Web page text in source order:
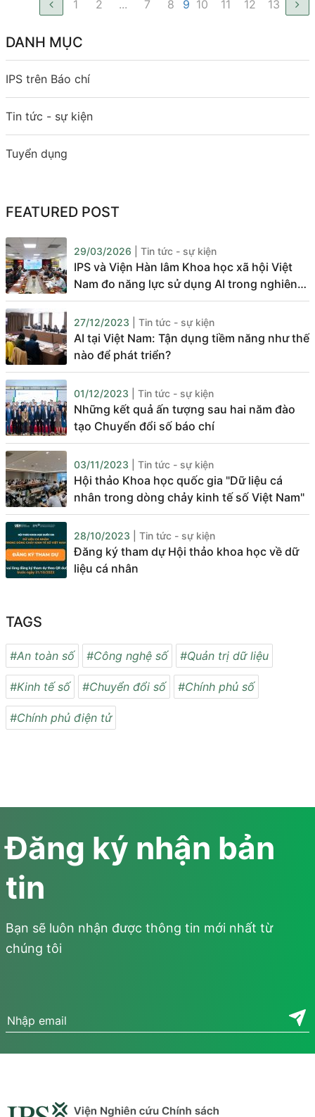
1 2 ... 7 8 9 10 11 12 13
DANH MỤC
IPS trên Báo chí
Tin tức - sự kiện
Tuyển dụng
FEATURED POST
29/03/2026 | Tin tức - sự kiện
IPS và Viện Hàn lâm Khoa học xã hội Việt
Nam đo năng lực sử dụng AI trong nghiên
cứu và tư vấn chính sách
27/12/2023 | Tin tức - sự kiện
AI tại Việt Nam: Tận dụng tiềm năng như thế
nào để phát triển?
01/12/2023 | Tin tức - sự kiện
Những kết quả ấn tượng sau hai năm đào
tạo Chuyển đổi số báo chí
03/11/2023 | Tin tức - sự kiện
Hội thảo Khoa học quốc gia "Dữ liệu cá
nhân trong dòng chảy kinh tế số Việt Nam"
28/10/2023 | Tin tức - sự kiện
Đăng ký tham dự Hội thảo khoa học về dữ
liệu cá nhân
TAGS
#An toàn số #Công nghệ số #Quản trị dữ liệu
#Kinh tế số #Chuyển đổi số #Chính phủ số
#Chính phủ điện tử
Đăng ký nhận bản
tin
Bạn sẽ luôn nhận được thông tin mới nhất từ
chúng tôi